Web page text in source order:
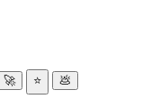
🚀 ⭐ 💩